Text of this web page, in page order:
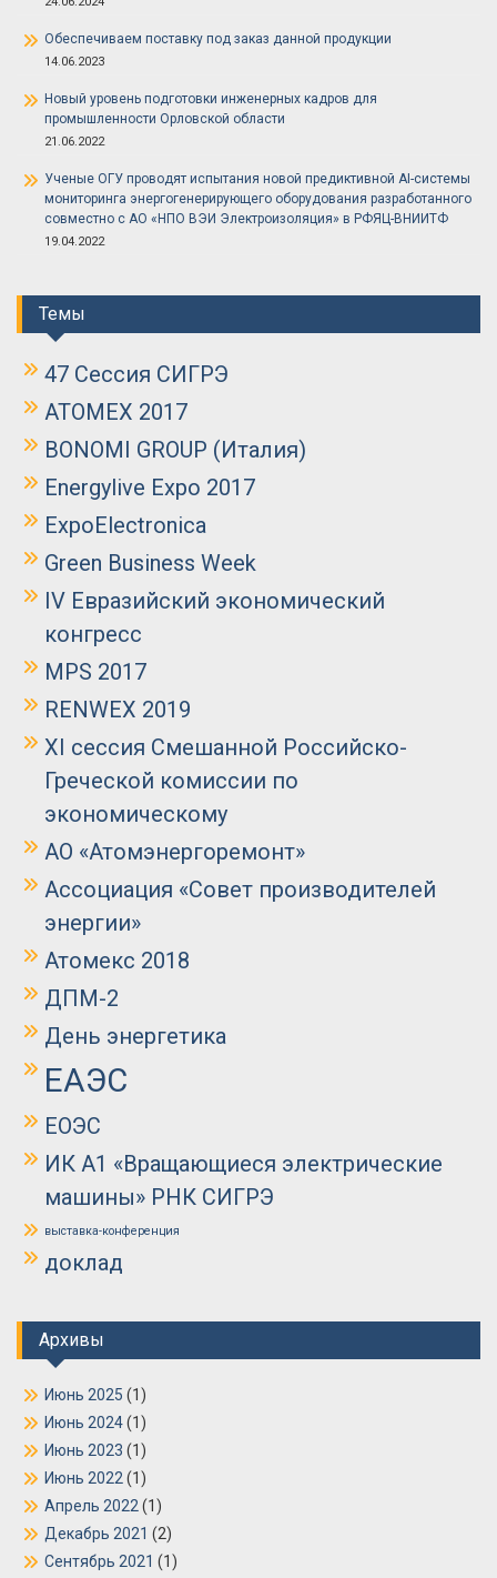
Обеспечиваем поставку под заказ данной продукции
14.06.2023
Новый уровень подготовки инженерных кадров для
промышленности Орловской области
21.06.2022
Ученые ОГУ проводят испытания новой предиктивной AI-системы
мониторинга энергогенерирующего оборудования разработанного
совместно с АО «НПО ВЭИ Электроизоляция» в РФЯЦ-ВНИИТФ
19.04.2022
Темы
47 Сессия СИГРЭ
ATOMEX 2017
BONOMI GROUP (Италия)
Energylive Expo 2017
ExpoElectronica
Green Business Week
IV Евразийский экономический
конгресс
MPS 2017
RENWEX 2019
XI сессия Смешанной Российско-
Греческой комиссии по
экономическому
АО «Атомэнергоремонт»
Ассоциация «Совет производителей
энергии»
Атомекс 2018
ДПМ-2
День энергетика
ЕАЭС
ЕОЭС
ИК А1 «Вращающиеся электрические
машины» РНК СИГРЭ
выставка-конференция
доклад
Архивы
Июнь 2025 (1)
Июнь 2024(1)
Июнь 2023 (1)
Июнь 2022 (1)
Апрель 2022 (1)
Декабрь 2021 (2)
Сентябрь 2021 (1)